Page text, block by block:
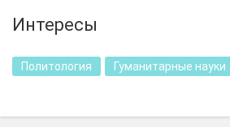
Интересы
Политология Гуманитарные науки